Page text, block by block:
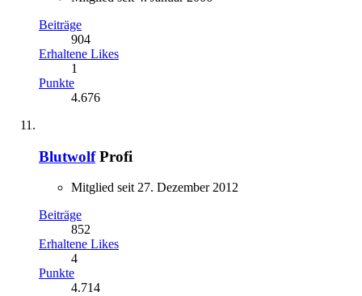
Beiträge
904
Erhaltene Likes
1
Punkte
4.676
Blutwolf Profi
Mitglied seit 27. Dezember 2012
Beiträge
852
Erhaltene Likes
4
Punkte
4.714